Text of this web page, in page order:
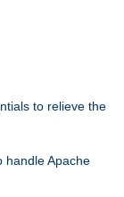
to relieve the
handle Apache